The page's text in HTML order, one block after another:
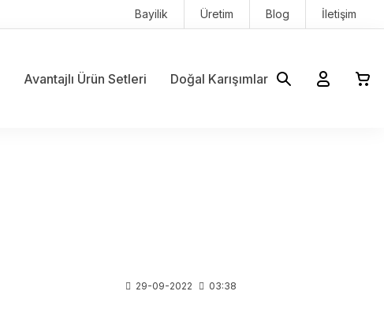
Bayilik Üretim Blog İletişim
Avantajlı Ürün Setleri Doğal Karışımlar
29-09-2022 03:38